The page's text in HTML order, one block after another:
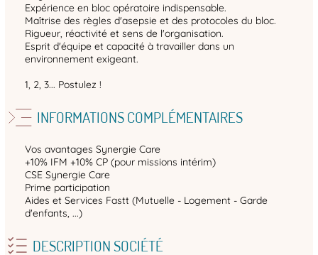
Expérience en bloc opératoire indispensable.
Maîtrise des règles d'asepsie et des protocoles du bloc.
Rigueur, réactivité et sens de l'organisation.
Esprit d'équipe et capacité à travailler dans un
environnement exigeant.
1, 2, 3... Postulez !
INFORMATIONS COMPLÉMENTAIRES
Vos avantages Synergie Care
+10% IFM +10% CP (pour missions intérim)
CSE Synergie Care
Prime participation
Aides et Services Fastt (Mutuelle - Logement - Garde
d'enfants, ...)
DESCRIPTION SOCIÉTÉ